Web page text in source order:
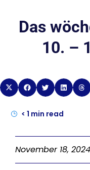
Das
10. –
< 1 min read
November 18, 2024